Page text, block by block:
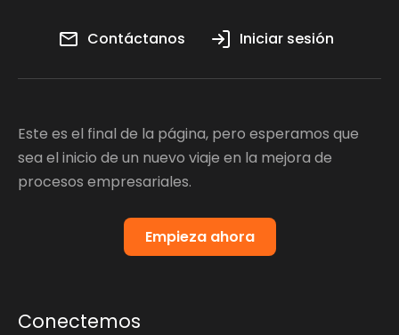
Contáctanos Iniciar sesión
Este es el final de la página, pero esperamos que
sea el inicio de un nuevo viaje en la mejora de
procesos empresariales.
Empieza ahora
Conectemos